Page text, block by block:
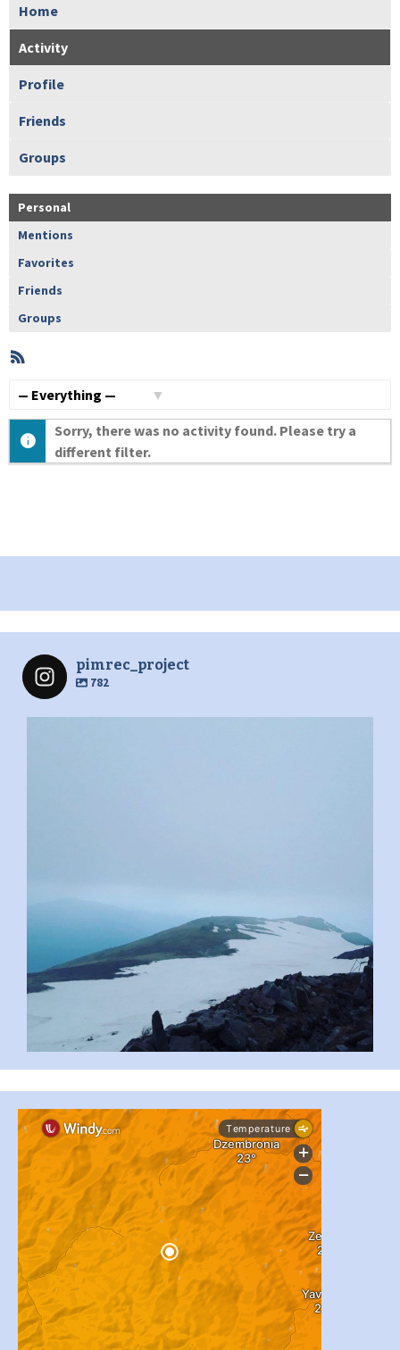
Home
Activity
Profile
Friends
Groups
Personal
Mentions
Favorites
Friends
Groups
Member
Activities
Sorry, there was no activity found. Please try a
different filter.
pimrec_project
782
...
pimrec_project